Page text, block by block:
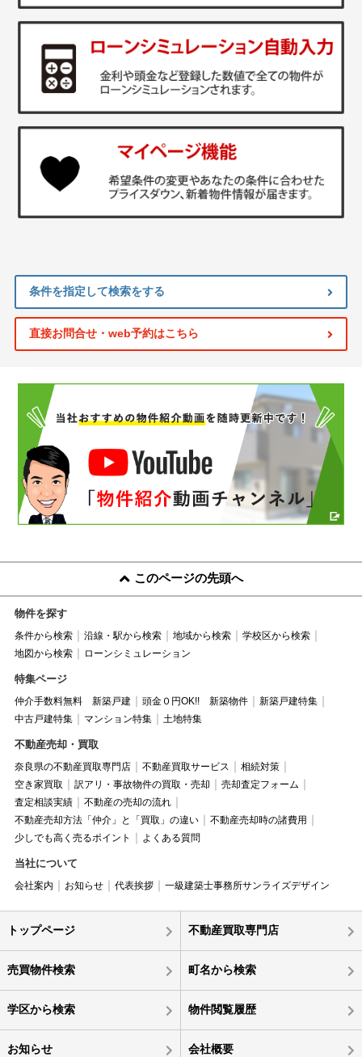
条件を指定して検索をする
直接お問合せ・web予約はこちら
このページの先頭へ
物件を探す
条件から検索 沿線・駅から検索 地域から検索
学校区から検索
地図から検索
ローンシミュレーション
特集ページ
仲介手数料無料 新築戸建 頭金０円OK!! 新築物件
新築戸建特集
中古戸建特集
マンション特集 土地特集
不動産売却・買取
奈良県の不動産買取専門店 不動産買取サービス
相続対策
空き家買取
訳アリ・事故物件の買取・売却
売却査定フォーム
査定相談実績
不動産の売却の流れ
不動産売却方法「仲介」と「買取」の違い
不動産売却時の諸費用
少しでも高く売るポイント
よくある質問
当社について
会社案内 お知らせ 代表挨拶 一級建築士事務所サンライズデザイン
トップページ 不動産買取専門店
売買物件検索 町名から検索
学区から検索 物件閲覧履歴
お知らせ 会社概要